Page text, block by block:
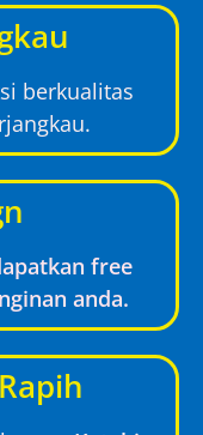
berkualitas
free
anda.